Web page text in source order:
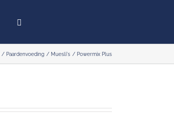
Paardenvoeding Muesli's Powermix Plus